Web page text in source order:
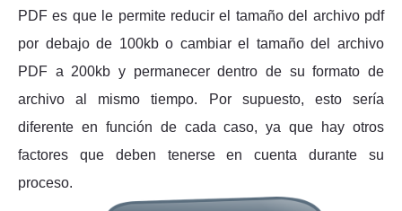
PDF es que le permite reducir el tamaño del archivo pdf
por debajo de 100kb o cambiar el tamaño del archivo
PDF a 200kb y permanecer dentro de su formato de
archivo al mismo tiempo. Por supuesto, esto sería
diferente en función de cada caso, ya que hay otros
factores que deben tenerse en cuenta durante su
proceso.